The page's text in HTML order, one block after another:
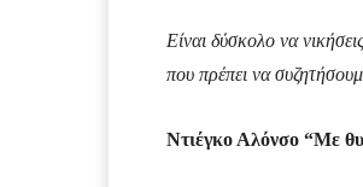
Είναι δύσκολο να
που πρέπει να
Ντιέγκο Αλόνσο “Με